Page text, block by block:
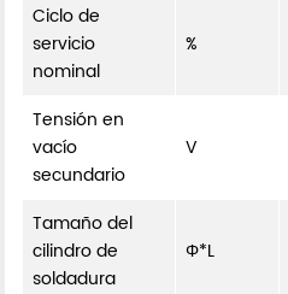
Ciclo de
servicio
nominal
%
Tensión en
vacío
secundario
V
Tamaño del
cilindro de
soldadura
Φ*L